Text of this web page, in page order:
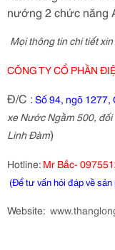
nướng 2 chức năng
Mọi thông tin chi tiết
CÔNG TY CỔ PHẦN
Đ/C : Số 94, ngõ 1277,
xe Nước Ngầm 500,
Linh Đàm)
Hotline: Mr Bắc-
(Để tư vấn hỏi đáp về
Website: